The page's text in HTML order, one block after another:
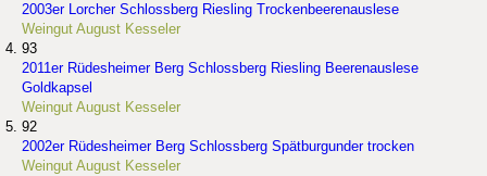
2003er Lorcher Schlossberg Riesling Trockenbeerenauslese
Weingut August Kesseler
93
2011er Rüdesheimer Berg Schlossberg Riesling Beerenauslese
Goldkapsel
Weingut August Kesseler
92
2002er Rüdesheimer Berg Schlossberg Spätburgunder trocken
Weingut August Kesseler